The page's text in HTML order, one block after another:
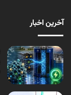
آخرین اخبار